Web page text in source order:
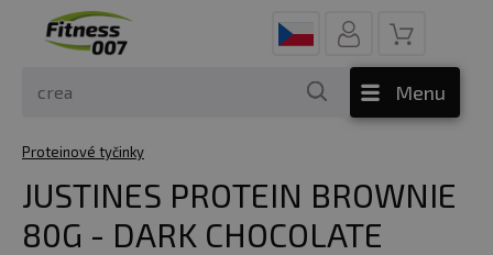
Menu
Proteinové tyčinky
JUSTINES PROTEIN BROWNIE
80G - DARK CHOCOLATE